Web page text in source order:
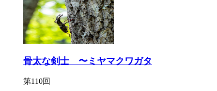
骨太な剣士 〜ミヤマクワガタ
第110回